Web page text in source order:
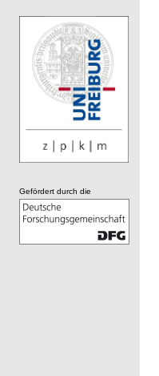
Gefördert durch die